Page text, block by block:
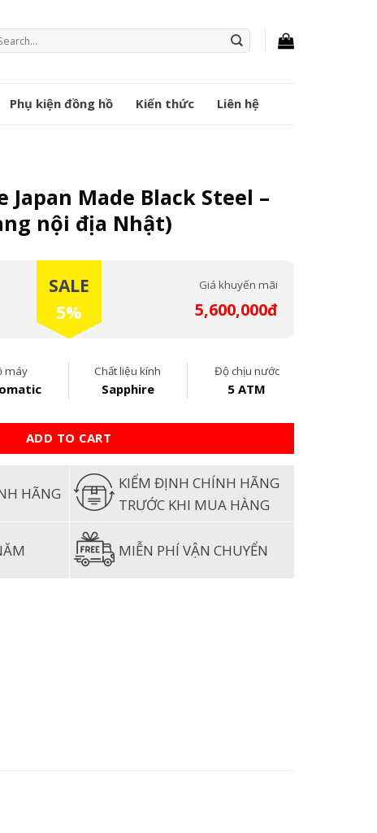
Phụ kiện đồng hồ Kiến thức Liên hệ
Japan Made Black Steel –
nội địa Nhật)
Giá khuyến mãi
5,600,000đ
SALE
5%
máy Chất liệu kính
Sapphire
Độ chịu nước
5 ATM
ADD TO CART
HÃNG
KIỂM ĐỊNH CHÍNH HÃNG
TRƯỚC KHI MUA HÀNG
MIỄN PHÍ VẬN CHUYỂN